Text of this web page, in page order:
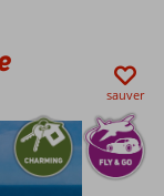
sauver